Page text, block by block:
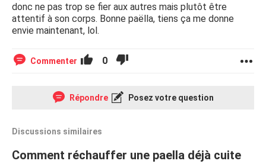
donc ne pas trop se fier aux autres mais plutôt être
attentif à son corps. Bonne paëlla, tiens ça me donne
envie maintenant, lol.
Commenter 0
Répondre Posez votre question
Discussions similaires
Comment réchauffer une paella déjà cuite